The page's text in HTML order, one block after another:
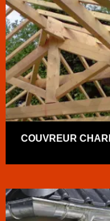
COUVREUR